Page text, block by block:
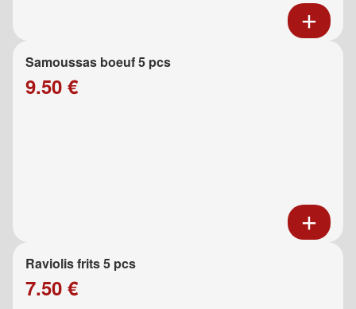
Samoussas boeuf 5 pcs
9.50 €
Raviolis frits 5 pcs
7.50 €